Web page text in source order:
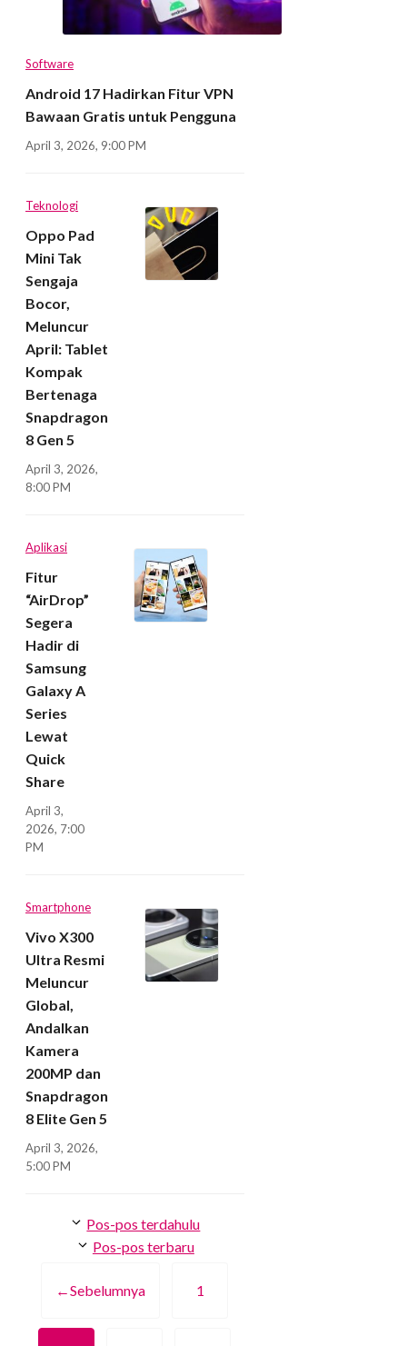
Software
Android 17 Hadirkan Fitur VPN
Bawaan Gratis untuk Pengguna
April 3, 2026, 9:00 PM
Teknologi
Oppo Pad
Mini Tak
Sengaja
Bocor,
Meluncur
April: Tablet
Kompak
Bertenaga
Snapdragon
8 Gen 5
April 3, 2026,
8:00 PM
Aplikasi
Fitur
“AirDrop”
Segera
Hadir di
Samsung
Galaxy A
Series
Lewat
Quick
Share
April 3,
2026, 7:00
PM
Smartphone
Vivo X300
Ultra Resmi
Meluncur
Global,
Andalkan
Kamera
200MP dan
Snapdragon
8 Elite Gen 5
April 3, 2026,
5:00 PM
Pos-pos terdahulu
Pos-pos terbaru
←Sebelumnya
Halaman
1